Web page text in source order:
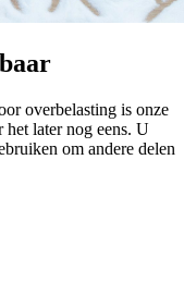
overbelasting is onze
het later nog eens. U
om andere delen